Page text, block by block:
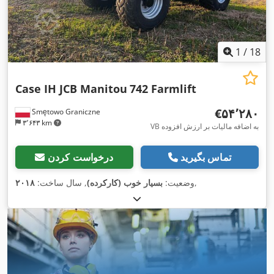
1 / 18
Smętowo Graniczne
۳٬۶۴۳ km
Case IH JCB Manitou 742 Farmlift
‎€۵۴٬۲۸۰
VB به اضافه مالیات بر ارزش افزوده
درخواست کردن تماس بگیرید
وضعیت: بسیار خوب (کارکرده), سال ساخت: ۲۰۱۸ ,